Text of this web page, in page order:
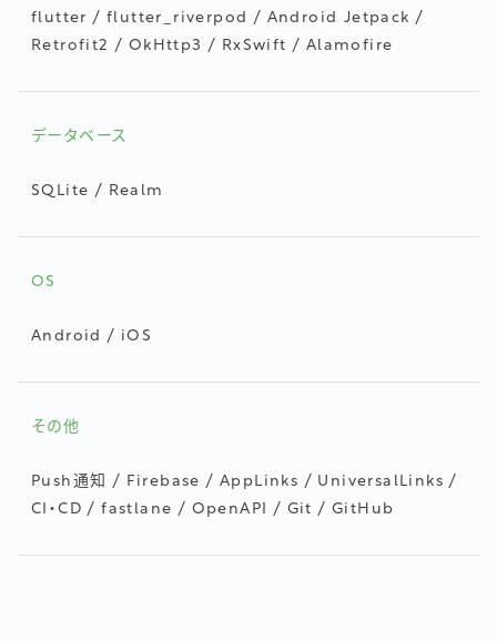
flutter / flutter_riverpod / Android Jetpack /
Retrofit2 / OkHttp3 / RxSwift / Alamofire
データベース
SQLite / Realm
OS
Android / iOS
その他
Push通知 / Firebase / AppLinks / UniversalLinks /
CI・CD / fastlane / OpenAPI / Git / GitHub